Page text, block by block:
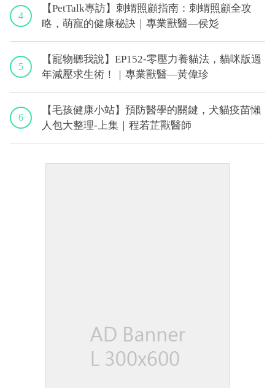
4
【PetTalk專訪】刺蝟照顧指南：刺蝟照顧全攻
略，萌寵的健康秘訣｜專業獸醫—侯彣
5
【寵物聽我說】EP152-零壓力養貓法，貓咪版過
年減壓求生術！｜專業獸醫—黃偉珍
6
【毛孩健康小站】預防醫學的關鍵，犬貓疫苗懶
人包大整理-上集｜程若芷獸醫師